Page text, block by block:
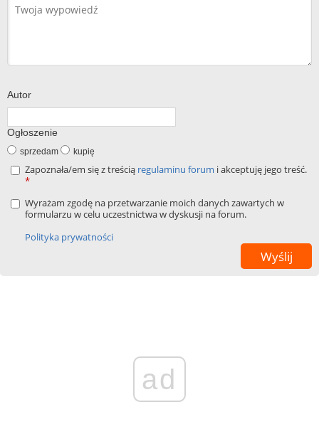
Autor
Ogłoszenie
sprzedam kupię
Zapoznała/em się z treścią regulaminu forum i akceptuję jego treść.
*
Wyrażam zgodę na przetwarzanie moich danych zawartych w
formularzu w celu uczestnictwa w dyskusji na forum.
Polityka prywatności
ad